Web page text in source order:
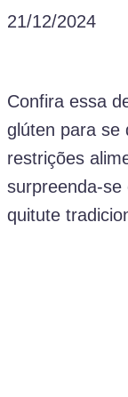
21/12/2024
Confira essa
glúten para se
restrições
surpreenda-
quitute